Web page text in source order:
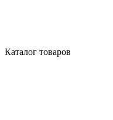
Каталог товаров